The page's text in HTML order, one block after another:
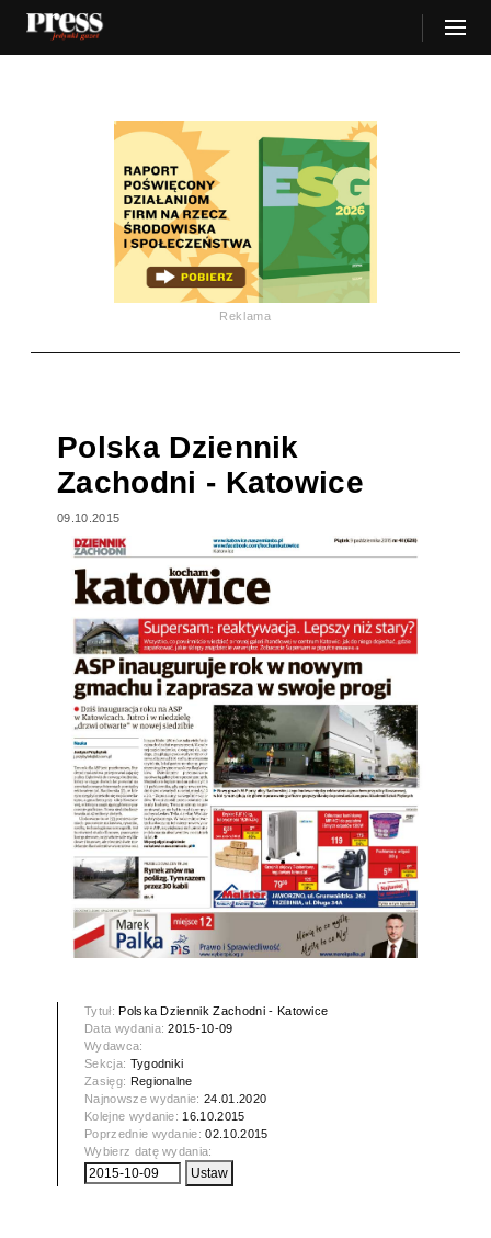
Reklama
Polska Dziennik
Zachodni - Katowice
09.10.2015
Tytuł:Polska Dziennik Zachodni - Katowice
Data wydania:2015-10-09
Wydawca:
Sekcja: Tygodniki
Zasięg: Regionalne
Najnowsze wydanie:24.01.2020
Kolejne wydanie: 16.10.2015
Poprzednie wydanie:02.10.2015
Wybierz datę wydania: